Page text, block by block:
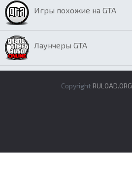
Игры похожие на GTA
Лаунчеры GTA
Copyright RULOAD.ORG